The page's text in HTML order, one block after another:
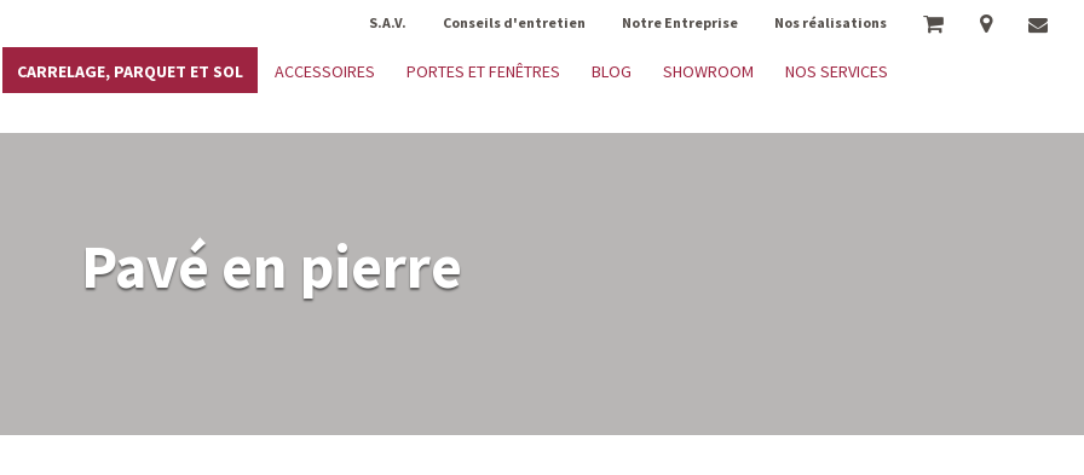
S.A.V. Conseils d'entretien Notre Entreprise Nos réalisations
CARRELAGE, PARQUET ET SOL ACCESSOIRES PORTES ET FENÊTRES BLOG SHOWROOM NOS SERVICES
Pavé en pierre